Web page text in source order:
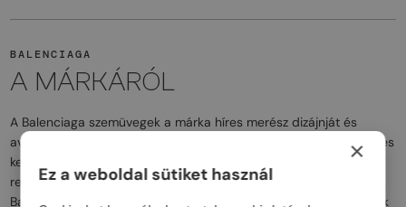
BALENCIAGA
A MÁRKÁRÓL
A Balenciaga szemüvegek a márka híres merész dizájnját és
avantgárd luxusát tükrözik. A modellek szokatlan formákkal, széles
keretekkel, valamint feltűnő részletekkel és éles vonalakkal
rendelkeznek, amelyeket a divatvilág radikális újítójaként ismert
Balenciaga cég aláírásaként ismerhetünk fel. A prémium anyagok
×
Ez a weboldal sütiket használ